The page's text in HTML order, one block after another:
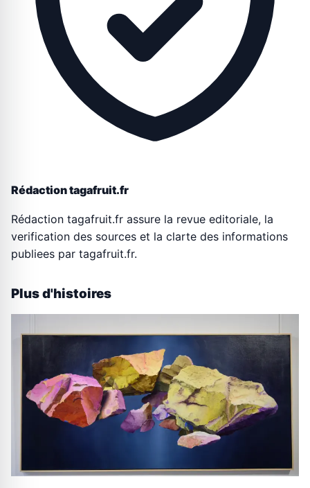
Rédaction tagafruit.fr
Rédaction tagafruit.fr assure la revue editoriale, la
verification des sources et la clarte des informations
publiees par tagafruit.fr.
Plus d'histoires